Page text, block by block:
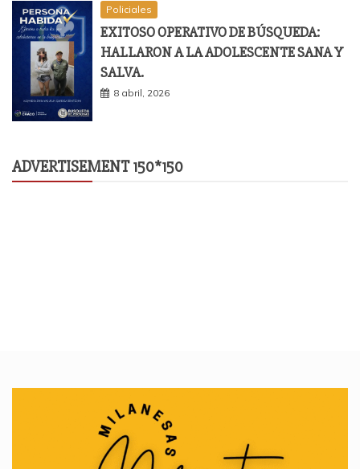
Policiales
EXITOSO OPERATIVO DE BÚSQUEDA:
HALLARON A LA ADOLESCENTE SANA Y
SALVA.
8 abril, 2026
ADVERTISEMENT 150*150